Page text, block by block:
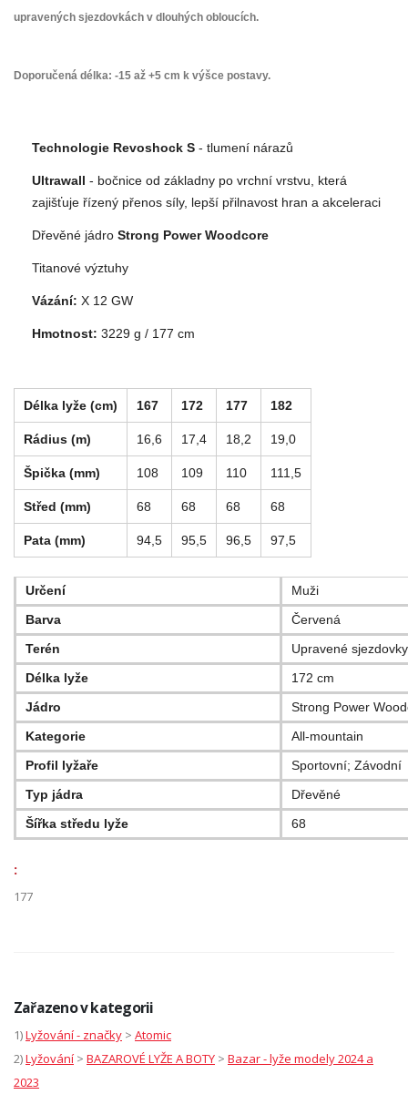
upravených sjezdovkách v dlouhých obloucích.
Doporučená délka: -15 až +5 cm k výšce postavy.
Technologie Revoshock S - tlumení nárazů
Ultrawall - bočnice od základny po vrchní vrstvu, která
zajišťuje řízený přenos síly, lepší přilnavost hran a akceleraci
Dřevěné jádro Strong Power Woodcore
Titanové výztuhy
Vázání: X 12 GW
Hmotnost: 3229 g / 177 cm
Délka lyže (cm) 167 172 177 182
Rádius (m) 16,6 17,4 18,2 19,0
Špička (mm) 108 109 110 111,5
Střed (mm) 68 68 68 68
Pata (mm) 94,5 95,5 96,5 97,5
Určení
Muži
Barva
Červená
Terén
Upravené sjezdovky
Délka lyže
172 cm
Jádro
Strong Power
Kategorie
All-mountain
Profil lyžaře
Sportovní; Závodní
Typ jádra
Dřevěné
Šířka středu lyže
68
:
177
Zařazeno v kategorii
1)Lyžování - značky > Atomic
2)Lyžování > BAZAROVÉ LYŽE A BOTY > Bazar - lyže modely 2024 a
2023